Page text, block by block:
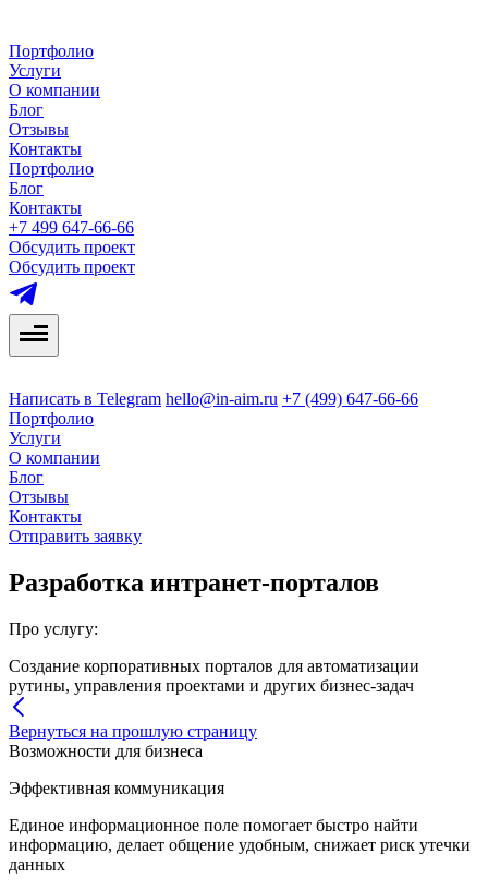
Портфолио
Услуги
О компании
Блог
Отзывы
Контакты
Портфолио
Блог
Контакты
+7 499 647-66-66
Обсудить проект
Обсудить проект
Написать в Telegram hello@in-aim.ru +7 (499) 647-66-66
Портфолио
Услуги
О компании
Блог
Отзывы
Контакты
Отправить заявку
Разработка интранет-порталов
Про услугу:
Создание корпоративных порталов для автоматизации
рутины, управления проектами и других бизнес-задач
Вернуться на прошлую страницу
Возможности для бизнеса
Эффективная коммуникация
Единое информационное поле помогает быстро найти
информацию, делает общение удобным, снижает риск утечки
данных